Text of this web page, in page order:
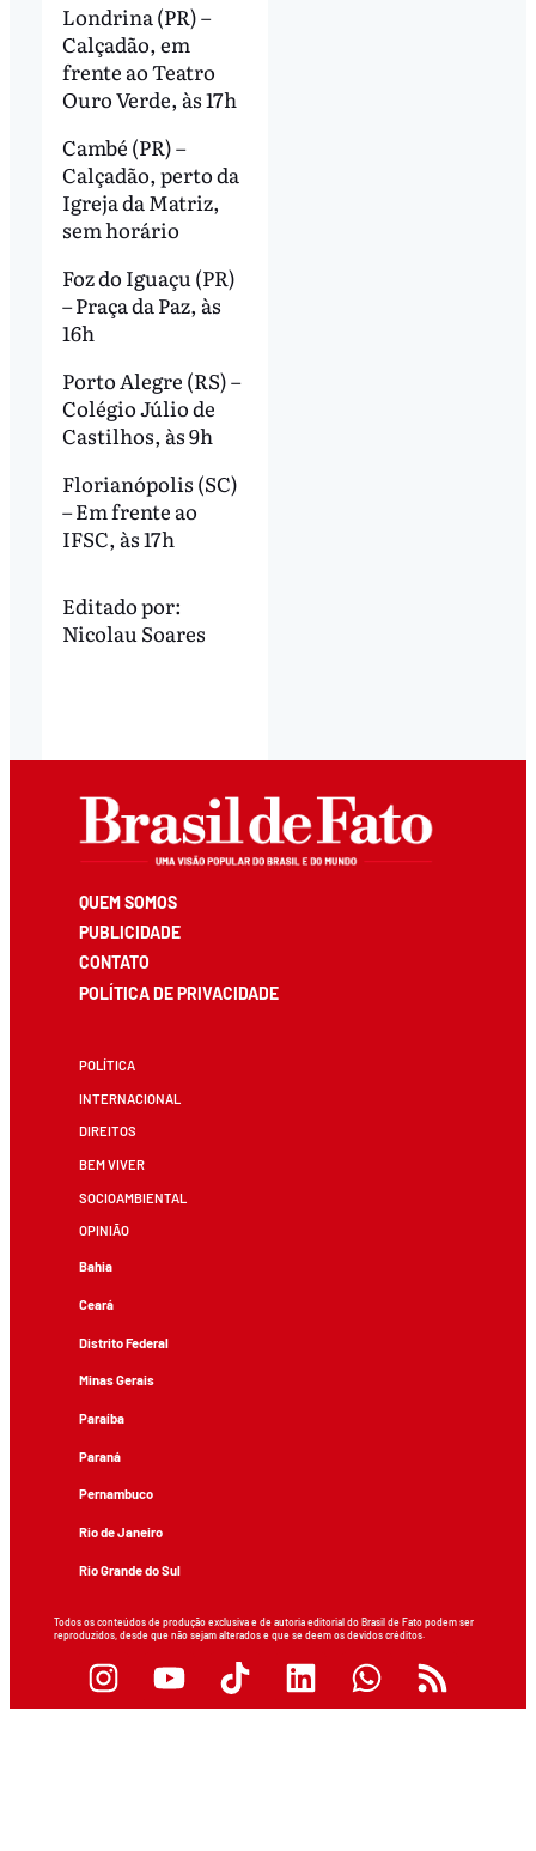
Londrina (PR) –
Calçadão, em
frente ao Teatro
Ouro Verde, às 17h
Cambé (PR) –
Calçadão, perto da
Igreja da Matriz,
sem horário
Foz do Iguaçu (PR)
– Praça da Paz, às
16h
Porto Alegre (RS) –
Colégio Júlio de
Castilhos, às 9h
Florianópolis (SC)
– Em frente ao
IFSC, às 17h
Editado por:
Nicolau Soares
QUEM SOMOS
PUBLICIDADE
CONTATO
POLÍTICA DE PRIVACIDADE
POLÍTICA
INTERNACIONAL
DIREITOS
BEM VIVER
SOCIOAMBIENTAL
OPINIÃO
Bahia
Ceará
Distrito Federal
Minas Gerais
Paraíba
Paraná
Pernambuco
Rio de Janeiro
Rio Grande do Sul
Todos os conteúdos de produção exclusiva e de autoria editorial do Brasil de Fato podem ser
reproduzidos, desde que não sejam alterados e que se deem os devidos créditos.